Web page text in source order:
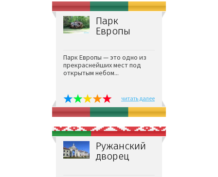
Парк
Европы
Парк Европы — это одно из
прекраснейших мест под
открытым небом...
читать далее
Ружанский
дворец